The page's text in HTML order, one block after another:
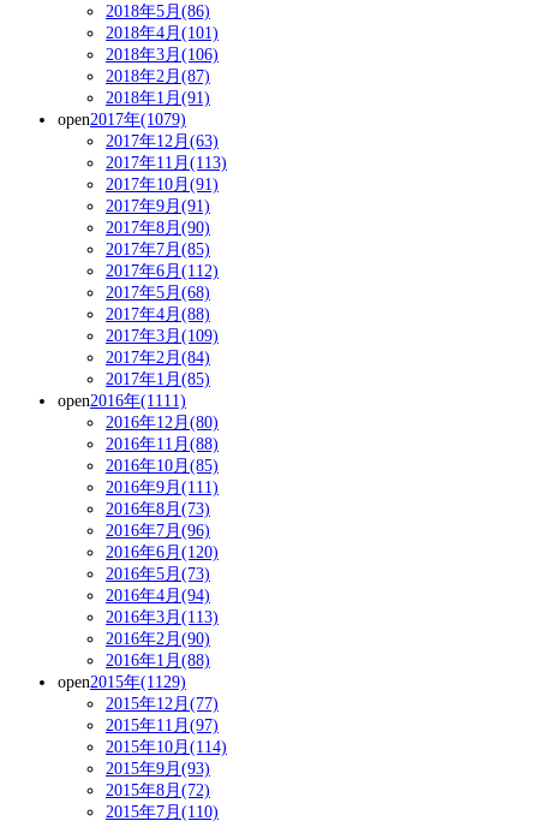
2018年5月(86)
2018年4月(101)
2018年3月(106)
2018年2月(87)
2018年1月(91)
open2017年(1079)
2017年12月(63)
2017年11月(113)
2017年10月(91)
2017年9月(91)
2017年8月(90)
2017年7月(85)
2017年6月(112)
2017年5月(68)
2017年4月(88)
2017年3月(109)
2017年2月(84)
2017年1月(85)
open2016年(1111)
2016年12月(80)
2016年11月(88)
2016年10月(85)
2016年9月(111)
2016年8月(73)
2016年7月(96)
2016年6月(120)
2016年5月(73)
2016年4月(94)
2016年3月(113)
2016年2月(90)
2016年1月(88)
open2015年(1129)
2015年12月(77)
2015年11月(97)
2015年10月(114)
2015年9月(93)
2015年8月(72)
2015年7月(110)